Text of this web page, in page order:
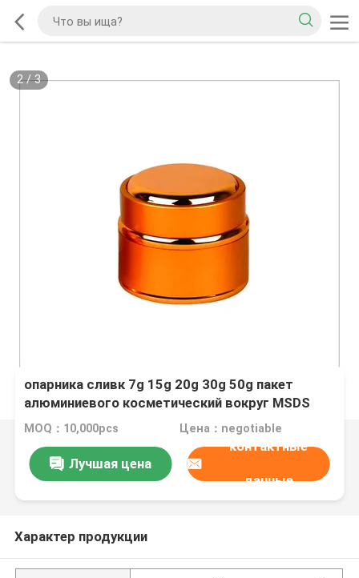
2/3
опарника сливк 7g 15g 20g 30g 50g пакет
алюминиевого косметический вокруг MSDS
MOQ：10,000pcs Цена：negotiable
Лучшая цена
контактные
данные
Характер продукции